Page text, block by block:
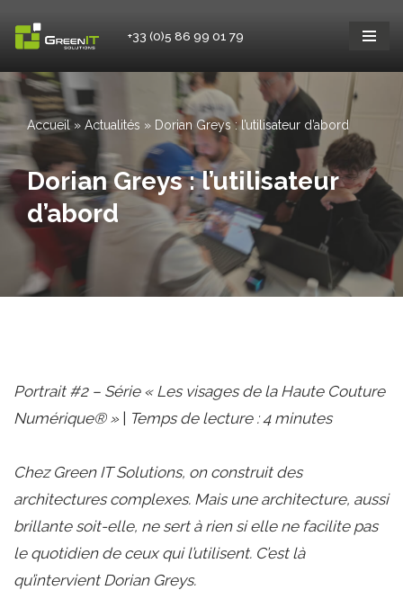
Aller
au
contenu
+33 (0)5 86 99 01 79
Accueil » Actualités » Dorian Greys : l’utilisateur d’abord
Dorian Greys : l’utilisateur
d’abord
Portrait #2 – Série « Les visages de la Haute Couture
Numérique® »
Temps de lecture : 4 minutes
Chez Green IT Solutions, on construit des
architectures complexes. Mais une architecture, aussi
brillante soit-elle, ne sert à rien si elle ne facilite pas
le quotidien de ceux qui l’utilisent. C’est là
qu’intervient Dorian Greys.